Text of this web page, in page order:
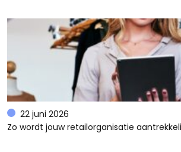
22 juni 2026
Zo wordt jouw retailorganisatie